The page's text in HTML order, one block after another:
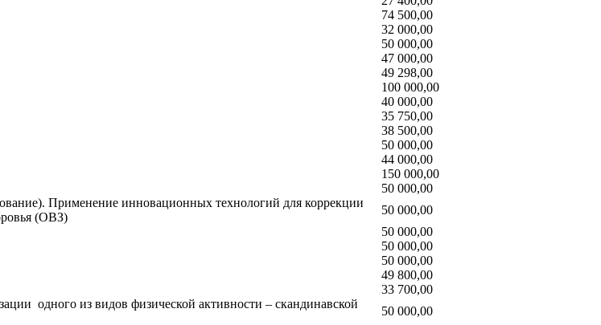
74 500,00
32 000,00
50 000,00
47 000,00
49 298,00
100 000,00
40 000,00
35 750,00
38 500,00
50 000,00
44 000,00
150 000,00
50 000,00
Применение инновационных технологий для коррекции
(ОВЗ)
50 000,00
50 000,00
50 000,00
50 000,00
49 800,00
33 700,00
одного из видов физической активности – скандинавской
50 000,00